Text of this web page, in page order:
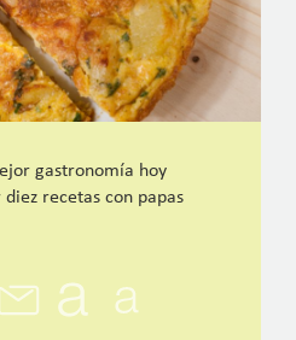
gastronomía hoy
recetas con papas